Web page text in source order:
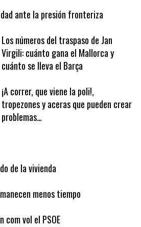
ante la presión fronteriza
Los números del traspaso de Jan
Virgili: cuánto gana el Mallorca y
cuánto se lleva el Barça
¡A correr, que viene la poli!,
tropezones y aceras que pueden crear
problemas…
de la vivienda
menos tiempo
com vol el PSOE